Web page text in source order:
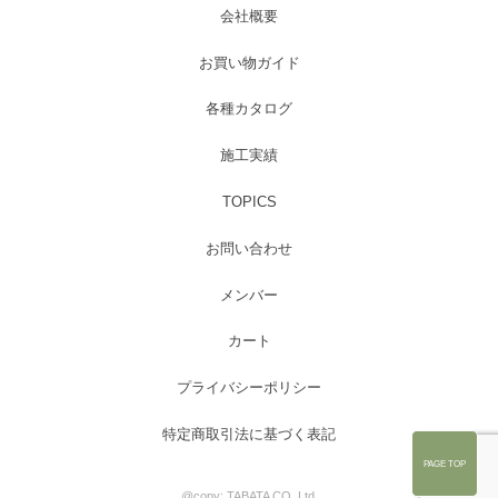
PAGE TOP
会社概要
お買い物ガイド
各種カタログ
施工実績
TOPICS
お問い合わせ
メンバー
カート
プライバシーポリシー
特定商取引法に基づく表記